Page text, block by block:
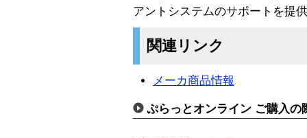
アントシステムのサポートを提
関連リンク
メーカ商品情報
ぷらっとオンライン ご購入の